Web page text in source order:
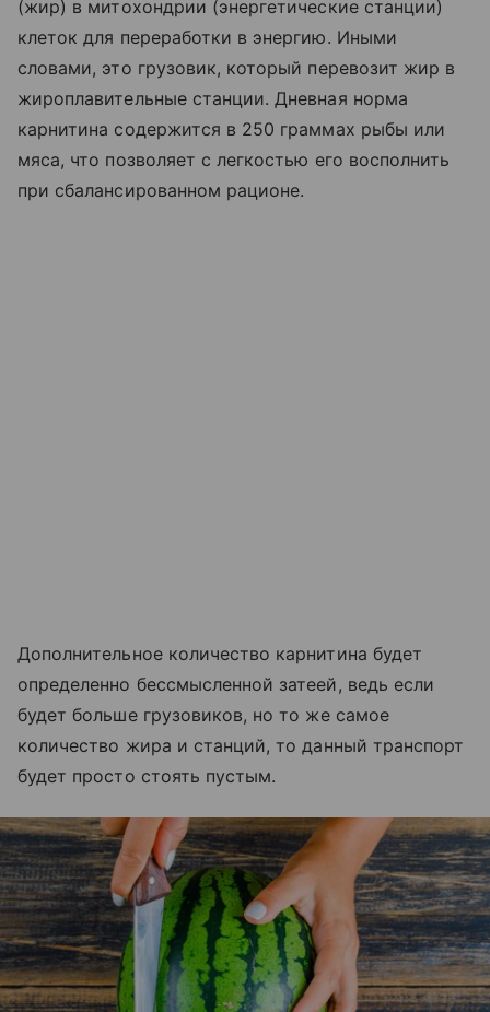
(жир) в митохондрии (энергетические станции)
клеток для переработки в энергию. Иными
словами, это грузовик, который перевозит жир в
жироплавительные станции. Дневная норма
карнитина содержится в 250 граммах рыбы или
мяса, что позволяет с легкостью его восполнить
при сбалансированном рационе.
Дополнительное количество карнитина будет
определенно бессмысленной затеей, ведь если
будет больше грузовиков, но то же самое
количество жира и станций, то данный транспорт
будет просто стоять пустым.